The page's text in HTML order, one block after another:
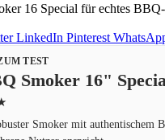
16 Special für echtes
LinkedIn Pinterest
TEST
Smoker 16"
Smoker mit authentischem